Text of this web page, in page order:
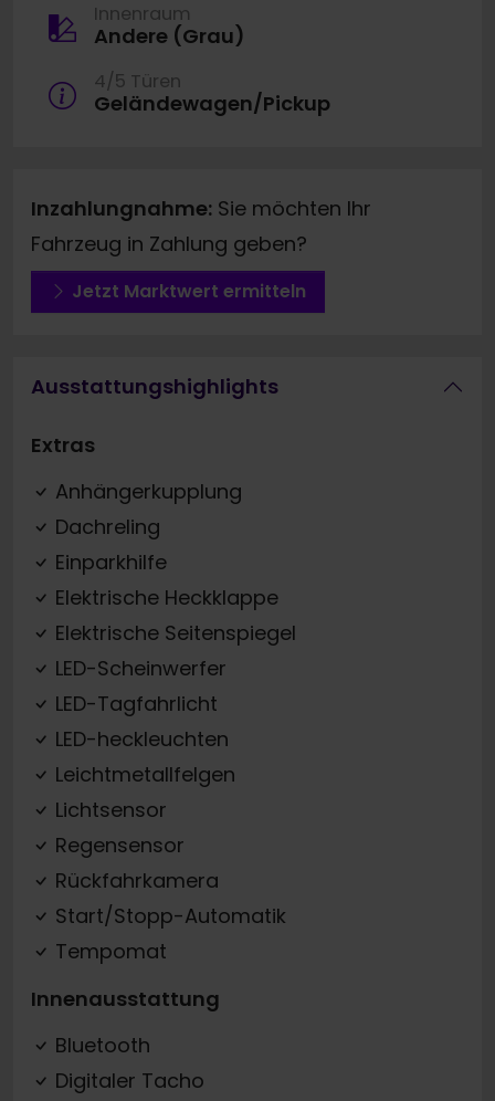
Innenraum
Andere (Grau)
4/5 Türen
Geländewagen/Pickup
Inzahlungnahme: Sie möchten Ihr
Fahrzeug in Zahlung geben?
Jetzt Marktwert ermitteln
Ausstattungshighlights
Extras
Anhängerkupplung
Dachreling
Einparkhilfe
Elektrische Heckklappe
Elektrische Seitenspiegel
LED-Scheinwerfer
LED-Tagfahrlicht
LED-heckleuchten
Leichtmetallfelgen
Lichtsensor
Regensensor
Rückfahrkamera
Start/Stopp-Automatik
Tempomat
Innenausstattung
Bluetooth
Digitaler Tacho